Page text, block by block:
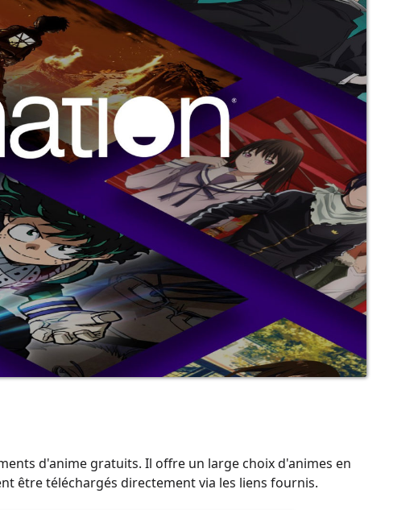
d'anime gratuits. Il offre un large choix d'animes en
être téléchargés directement via les liens fournis.